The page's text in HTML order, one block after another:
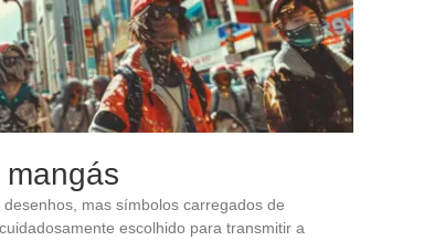
mas símbolos carregados de
escolhido para transmitir a